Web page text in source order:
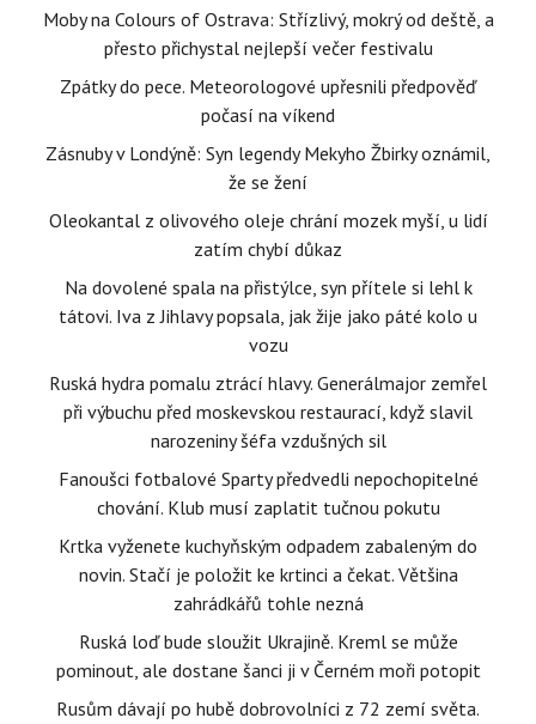
Moby na Colours of Ostrava: Střízlivý, mokrý od deště, a
přesto přichystal nejlepší večer festivalu
Zpátky do pece. Meteorologové upřesnili předpověď
počasí na víkend
Zásnuby v Londýně: Syn legendy Mekyho Žbirky oznámil,
že se žení
Oleokantal z olivového oleje chrání mozek myší, u lidí
zatím chybí důkaz
Na dovolené spala na přistýlce, syn přítele si lehl k
tátovi. Iva z Jihlavy popsala, jak žije jako páté kolo u
vozu
Ruská hydra pomalu ztrácí hlavy. Generálmajor zemřel
při výbuchu před moskevskou restaurací, když slavil
narozeniny šéfa vzdušných sil
Fanoušci fotbalové Sparty předvedli nepochopitelné
chování. Klub musí zaplatit tučnou pokutu
Krtka vyženete kuchyňským odpadem zabaleným do
novin. Stačí je položit ke krtinci a čekat. Většina
zahrádkářů tohle nezná
Ruská loď bude sloužit Ukrajině. Kreml se může
pominout, ale dostane šanci ji v Černém moři potopit
Rusům dávají po hubě dobrovolníci z 72 zemí světa.